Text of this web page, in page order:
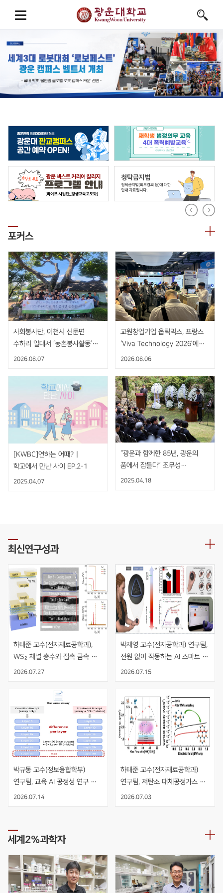
포커스
사회봉사단, 이천시 신둔면
수하리 일대서 ‘농촌봉사활동’
펼쳐
2026.08.07
교원창업기업 옵틱믹스, 프랑스
‘Viva Technology 2026’에서
AI 기반 비접촉 핸드제스처 센서
2026.08.06
[KWBC]연하는 어때? |
학교에서 만난 사이 EP.2-1
2025.04.07
“광운과 함께한 85년, 광운의
품에서 잠들다” 조무성
광운대학교 초대총장 영결식
2025.04.18
최신연구성과
하태준 교수(전자재료공학과),
WS₂ 채널 층수와 접촉 금속
동시 최적화를 통한 초고이득
2026.07.27
박재영 교수(전자공학과) 연구팀,
전원 없이 작동하는 AI 스마트
재활볼 개발
2026.07.15
박규동 교수(정보융합학부)
연구팀, 교육 AI 공정성 연구
AIED 발표
2026.07.14
하태준 교수(전자재료공학과)
연구팀, 저탄소 대체공정가스
NO2 기반 PECVD 공정을
2026.07.03
세계2%과학자